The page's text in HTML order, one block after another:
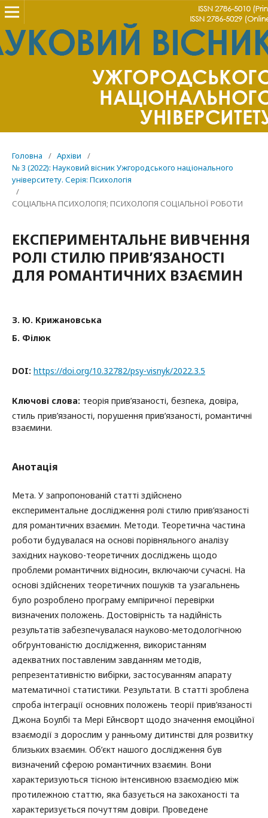
Головна / Архіви
/
№ 3 (2022): Науковий вісник Ужгородського національного
університету. Серія: Психологія
/
СОЦІАЛЬНА ПСИХОЛОГІЯ; ПСИХОЛОГІЯ СОЦІАЛЬНОЇ РОБОТИ
ЕКСПЕРИМЕНТАЛЬНЕ ВИВЧЕННЯ
РОЛІ СТИЛЮ ПРИВ’ЯЗАНОСТІ
ДЛЯ РОМАНТИЧНИХ ВЗАЄМИН
З. Ю. Крижановська
Б. Філюк
DOI: https://doi.org/10.32782/psy-visnyk/2022.3.5
Ключові слова: теорія прив’язаності, безпека, довіра,
стиль прив’язаності, порушення прив’язаності, романтичні
взаємини.
Анотація
Мета. У запропонованій статті здійснено
експериментальне дослідження ролі стилю прив’язаності
для романтичних взаємин. Методи. Теоретична частина
роботи будувалася на основі порівняльного аналізу
західних науково-теоретичних досліджень щодо
проблеми романтичних відносин, включаючи сучасні. На
основі здійснених теоретичних пошуків та узагальнень
було розроблено програму емпіричної перевірки
визначених положень. Достовірність та надійність
результатів забезпечувалася науково-методологічною
обґрунтованістю дослідження, використанням
адекватних поставленим завданням методів,
репрезентативністю вибірки, застосуванням апарату
математичної статистики. Результати. В статті зроблена
спроба інтеграції основних положень теорії прив’язаності
Джона Боулбі та Мері Ейнсворт щодо значення емоційної
взаємодії з дорослим у ранньому дитинстві для розвитку
близьких взаємин. Об’єкт нашого дослідження був
визначений сферою романтичних взаємин. Вони
характеризуються тісною інтенсивною взаємодією між
протилежною статтю, яка базується на закоханості та
характеризується почуттям довіри. Проведене